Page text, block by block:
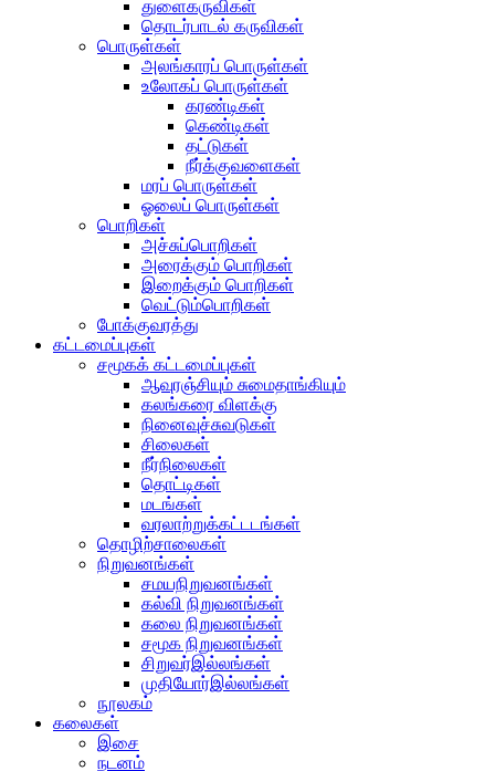
துளைகருவிகள்
தொடர்பாடல் கருவிகள்
பொருள்கள்
அலங்காரப் பொருள்கள்
உலோகப் பொருள்கள்
கரண்டிகள்
கெண்டிகள்
தட்டுகள்
நீர்க்குவளைகள்
மரப் பொருள்கள்
ஓலைப் பொருள்கள்
பொறிகள்
அச்சுப்பொறிகள்
அரைக்கும் பொறிகள்
இறைக்கும் பொறிகள்
வெட்டும்பொறிகள்
போக்குவரத்து
கட்டமைப்புகள்
சமூகக் கட்டமைப்புகள்
ஆவுரஞ்சியும் சுமைதாங்கியும்
கலங்கரை விளக்கு
நினைவுச்சுவடுகள்
சிலைகள்
நீர்நிலைகள்
தொட்டிகள்
மடங்கள்
வரலாற்றுக்கட்டடங்கள்
தொழிற்சாலைகள்
நிறுவனங்கள்
சமயநிறுவனங்கள்
கல்வி நிறுவனங்கள்
கலை நிறுவனங்கள்
சமூக நிறுவனங்கள்
சிறுவர்இல்லங்கள்
முதியோர்இல்லங்கள்
நூலகம்
கலைகள்
இசை
நடனம்